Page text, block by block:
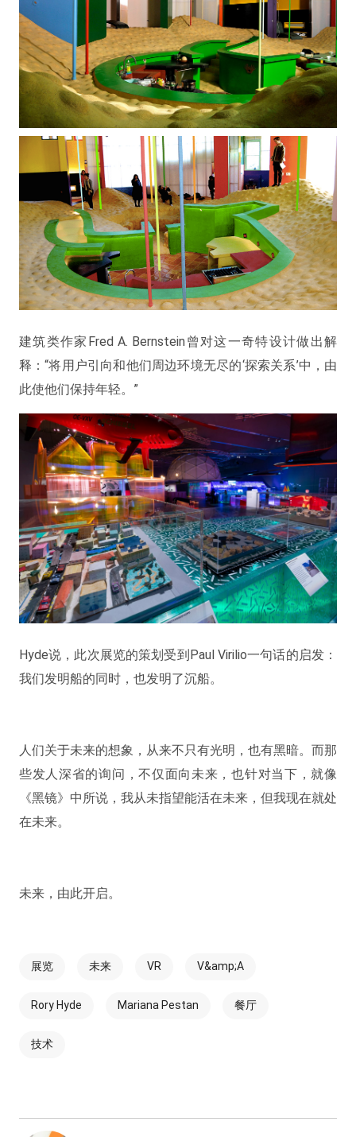
建筑类作家Fred A. Bernstein曾对这一奇特设计做出解
释：“将用户引向和他们周边环境无尽的‘探索关系’中，由
此使他们保持年轻。”
Hyde说，此次展览的策划受到Paul Virilio一句话的启发：
我们发明船的同时，也发明了沉船。
人们关于未来的想象，从来不只有光明，也有黑暗。而那
些发人深省的询问，不仅面向未来，也针对当下，就像
《黑镜》中所说， 我从未指望能活在未来，但我现在就处
在未来。
未来，由此开启。
展览 未来 VR V&amp;A
Rory Hyde Mariana Pestan 餐厅
技术